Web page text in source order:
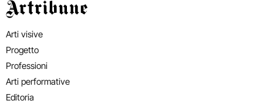
Artribune
Arti visive
Progetto
Professioni
Arti performative
Editoria